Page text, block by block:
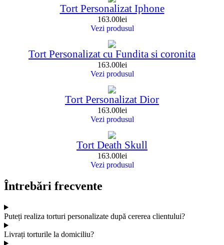
Tort Personalizat Iphone
163.00lei
Vezi produsul
Tort Personalizat cu Fundita si coronita
163.00lei
Vezi produsul
Tort Personalizat Dior
163.00lei
Vezi produsul
Tort Death Skull
163.00lei
Vezi produsul
Întrebări frecvente
Puteți realiza torturi personalizate după cererea clientului?
Livrați torturile la domiciliu?